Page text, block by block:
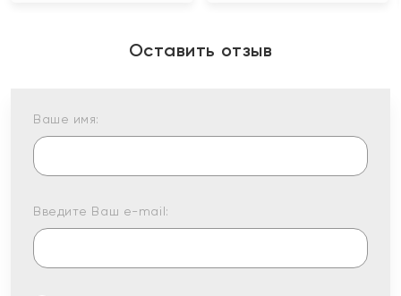
Оставить отзыв
Ваше имя:
Введите Ваш e-mail: